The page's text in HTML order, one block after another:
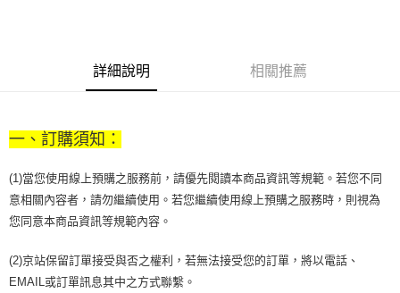
流程，驗證手機門號後，選擇欲分期的期數、繳款截止日，確認付款後即完
成交易。
4.訂單成立30分鐘內，如未前往確認交易或遇審核未通過，訂單將自動取
消。如遇「轉專審核」未通過狀況，表示未達大哥付你分期系統評分，恕無
法說明評估內容。
【繳款方式說明】
醒簡訊。
2.透過簡訊連結打開帳單後，可選擇「超商條碼／台灣大直營門市／銀行轉
【關於「AFTEE先享後付」】
便利好安心！
２．便利：只要手機號碼，簡訊認證，即可結帳。
３．安心：先確認商品／服務後，再付款。
【「AFTEE先享後付」結帳流程】
１．於結帳方式選擇「AFTEE先享後付」後，將跳轉至「AFTEE先享後付」
結帳頁面，進行簡訊認證並確認金額後，即可完成結帳。
運送方式
付款後全家取貨
每筆NT$70，滿NT$899(含以上)免運費
付款後7-11取貨
詳細說明 相關推薦
一、訂購須知：
(1)當您使用線上預購之服務前，請優先閱讀本商品資訊等規範。若您不同
意相關內容者，請勿繼續使用。若您繼續使用線上預購之服務時，則視為
您同意本商品資訊等規範內容。
(2)京站保留訂單接受與否之權利，若無法接受您的訂單，將以電話、
EMAIL或訂單訊息其中之方式聯繫。